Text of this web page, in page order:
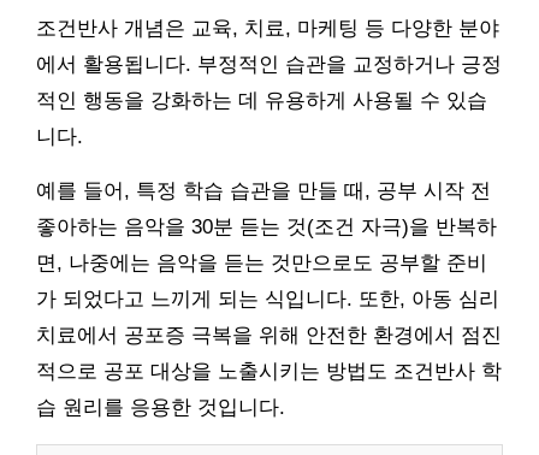
조건반사 개념은 교육, 치료, 마케팅 등 다양한 분야
에서 활용됩니다. 부정적인 습관을 교정하거나 긍정
적인 행동을 강화하는 데 유용하게 사용될 수 있습
니다.
예를 들어, 특정 학습 습관을 만들 때, 공부 시작 전
좋아하는 음악을 30분 듣는 것(조건 자극)을 반복하
면, 나중에는 음악을 듣는 것만으로도 공부할 준비
가 되었다고 느끼게 되는 식입니다. 또한, 아동 심리
치료에서 공포증 극복을 위해 안전한 환경에서 점진
적으로 공포 대상을 노출시키는 방법도 조건반사 학
습 원리를 응용한 것입니다.